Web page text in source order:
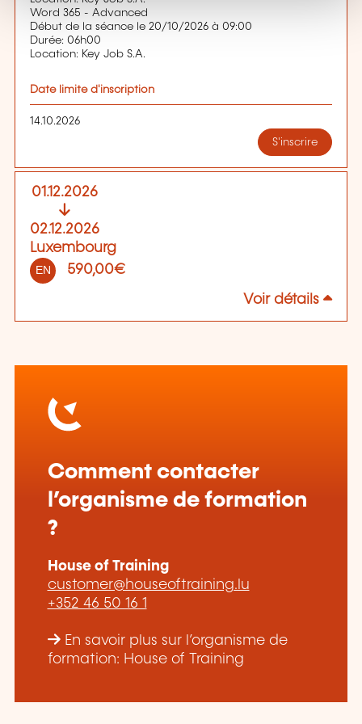
Word 365 - Advanced
Début de la séance le 20/10/2026 à 09:00
Durée: 06h00
Location: Key Job S.A.
Date limite d'inscription
14.10.2026
S'inscrire
01.12.2026
02.12.2026
Luxembourg
EN 590,00€
Voir détails
Comment contacter
l’organisme de formation
?
House of Training
customer@houseoftraining.lu
+352 46 50 16 1
En savoir plus sur l’organisme de
formation: House of Training